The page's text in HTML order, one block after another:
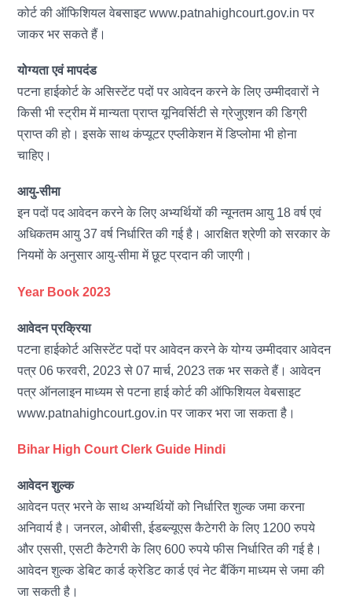
कोर्ट की ऑफिशियल वेबसाइट www.patnahighcourt.gov.in पर
जाकर भर सकते हैं।
योग्यता एवं मापदंड
पटना हाईकोर्ट के असिस्टेंट पदों पर आवेदन करने के लिए उम्मीदवारों ने
किसी भी स्ट्रीम में मान्यता प्राप्त यूनिवर्सिटी से ग्रेजुएशन की डिग्री
प्राप्त की हो। इसके साथ कंप्यूटर एप्लीकेशन में डिप्लोमा भी होना
चाहिए।
आयु-सीमा
इन पदों पद आवेदन करने के लिए अभ्यर्थियों की न्यूनतम आयु 18 वर्ष एवं
अधिकतम आयु 37 वर्ष निर्धारित की गई है। आरक्षित श्रेणी को सरकार के
नियमों के अनुसार आयु-सीमा में छूट प्रदान की जाएगी।
Year Book 2023
आवेदन प्रक्रिया
पटना हाईकोर्ट असिस्टेंट पदों पर आवेदन करने के योग्य उम्मीदवार आवेदन
पत्र 06 फरवरी, 2023 से 07 मार्च, 2023 तक भर सकते हैं। आवेदन
पत्र ऑनलाइन माध्यम से पटना हाई कोर्ट की ऑफिशियल वेबसाइट
www.patnahighcourt.gov.in पर जाकर भरा जा सकता है।
Bihar High Court Clerk Guide Hindi
आवेदन शुल्क
आवेदन पत्र भरने के साथ अभ्यर्थियों को निर्धारित शुल्क जमा करना
अनिवार्य है। जनरल, ओबीसी, ईडब्ल्यूएस कैटेगरी के लिए 1200 रुपये
और एससी, एसटी कैटेगरी के लिए 600 रुपये फीस निर्धारित की गई है।
आवेदन शुल्क डेबिट कार्ड क्रेडिट कार्ड एवं नेट बैंकिंग माध्यम से जमा की
जा सकती है।